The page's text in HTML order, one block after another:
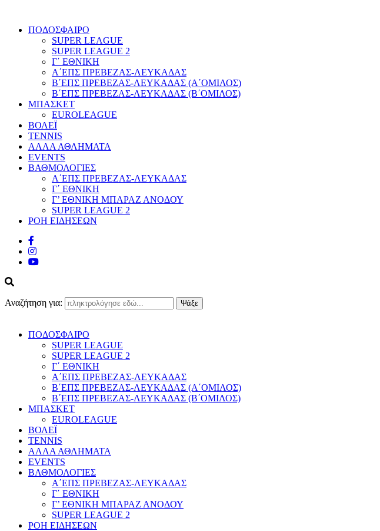
ΠΟΔΟΣΦΑΙΡΟ
SUPER LEAGUE
SUPER LEAGUE 2
Γ΄ ΕΘΝΙΚΗ
Α΄ΕΠΣ ΠΡΕΒΕΖΑΣ-ΛΕΥΚΑΔΑΣ
Β΄ΕΠΣ ΠΡΕΒΕΖΑΣ-ΛΕΥΚΑΔΑΣ (Α΄ΟΜΙΛΟΣ)
Β΄ΕΠΣ ΠΡΕΒΕΖΑΣ-ΛΕΥΚΑΔΑΣ (Β΄ΟΜΙΛΟΣ)
ΜΠΑΣΚΕΤ
EUROLEAGUE
ΒΟΛΕΪ
TENNIS
ΑΛΛΑ ΑΘΛΗΜΑΤΑ
EVENTS
ΒΑΘΜΟΛΟΓΙΕΣ
Α΄ΕΠΣ ΠΡΕΒΕΖΑΣ-ΛΕΥΚΑΔΑΣ
Γ΄ ΕΘΝΙΚΗ
Γ’ ΕΘΝΙΚΗ ΜΠΑΡΑΖ ΑΝΟΔΟΥ
SUPER LEAGUE 2
ΡΟΗ ΕΙΔΗΣΕΩΝ
Αναζήτηση για:
ΠΟΔΟΣΦΑΙΡΟ
SUPER LEAGUE
SUPER LEAGUE 2
Γ΄ ΕΘΝΙΚΗ
Α΄ΕΠΣ ΠΡΕΒΕΖΑΣ-ΛΕΥΚΑΔΑΣ
Β΄ΕΠΣ ΠΡΕΒΕΖΑΣ-ΛΕΥΚΑΔΑΣ (Α΄ΟΜΙΛΟΣ)
Β΄ΕΠΣ ΠΡΕΒΕΖΑΣ-ΛΕΥΚΑΔΑΣ (Β΄ΟΜΙΛΟΣ)
ΜΠΑΣΚΕΤ
EUROLEAGUE
ΒΟΛΕΪ
TENNIS
ΑΛΛΑ ΑΘΛΗΜΑΤΑ
EVENTS
ΒΑΘΜΟΛΟΓΙΕΣ
Α΄ΕΠΣ ΠΡΕΒΕΖΑΣ-ΛΕΥΚΑΔΑΣ
Γ΄ ΕΘΝΙΚΗ
Γ’ ΕΘΝΙΚΗ ΜΠΑΡΑΖ ΑΝΟΔΟΥ
SUPER LEAGUE 2
ΡΟΗ ΕΙΔΗΣΕΩΝ